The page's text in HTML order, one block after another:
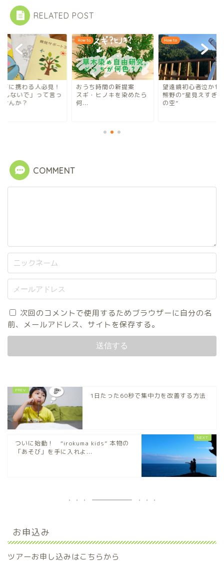
RELATED POST
てに携わる人必見！
しないで」って言っ
せんか？
How to
おうち時間の新提案
スギ・ヒノキを染めたら
何...
How to
望遠鏡初心者泣かせ
熊野の”星見えすぎ
の空”
COMMENT
次回のコメントで使用するためブラウザーに自分の名
前、メールアドレス、サイトを保存する。
1日たった60秒で集中力を改善する方法
ついに始動！ “irokuma kids” 本物の
「あそび」を手に入れよ...
お申込み
ツアーお申し込みはこちらから